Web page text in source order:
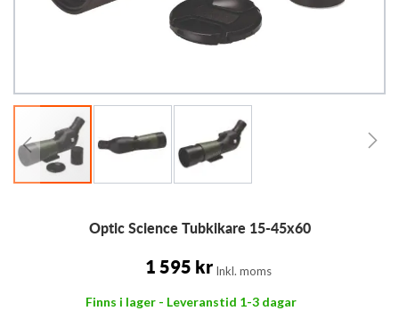
Optic Science Tubkikare 15-45x60
1 595 kr Inkl. moms
Finns i lager - Leveranstid 1-3 dagar